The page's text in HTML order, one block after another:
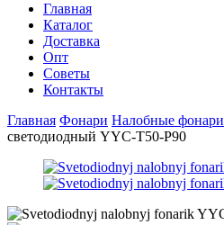
Главная
Каталог
Доставка
Опт
Советы
Контакты
Главная Фонари Налобные фонари
светодиодный YYC-Т50-P90